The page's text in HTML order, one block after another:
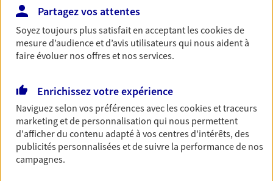
ou grande lectrice… personne n'est à l'abri d'un
accident du quotidien. Avec Ma Protection
Accident, protégez votre qualité de vie et vos
revenus.
OBTENIR UN TARIF EN LIGNE
Multirisque Entreprise
Gagnez en simplicité et en sérénité avec votre
Partagez vos attentes
Soyez toujours plus satisfait en acceptant lescookiesde
mesure d’audience et d’avis utilisateurs qui nous aident à
faire évoluer nos offres et nos services.
Enrichissez votre expérience
Naviguez selon vos préférences avec lescookies et traceurs
marketing et de personnalisation qui nous permettent
d'afficher du contenu adapté à vos centres d'intérêts, des
publicités personnalisées et de suivre la performance de nos
campagnes.